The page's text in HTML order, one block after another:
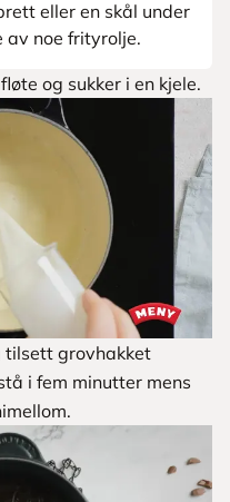
eller en skål under
av noe frityrolje.
og sukker i en kjele.
tilsett grovhakket
i fem minutter mens